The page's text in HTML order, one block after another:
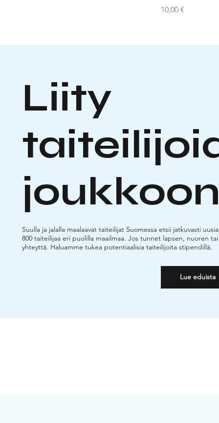
Hinta
10,00 €
Liity
Suulla ja jalalla maalaavat taiteilijat Suomessa etsii jatkuvasti
800 taiteilijaa eri puolilla maailmaa. Jos tunnet lapsen, nuoren
yhteyttä. Haluamme tukea potentiaalisia taiteilijoita stipendillä.
Lue eduista